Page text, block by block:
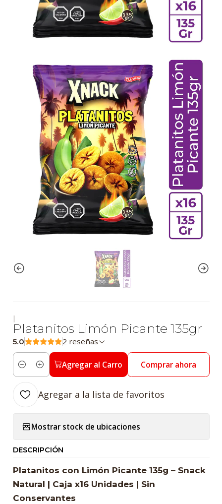
|
Platanitos Limón Picante 135gr
5.0 2 reseñas
Cantidad
Agregar al Carro Comprar ahora
Agregar a la lista de favoritos
Mostrar stock de ubicaciones
DESCRIPCIÓN
Platanitos con Limón Picante 135g – Snack
Natural | Caja x16 Unidades | Sin
Conservantes